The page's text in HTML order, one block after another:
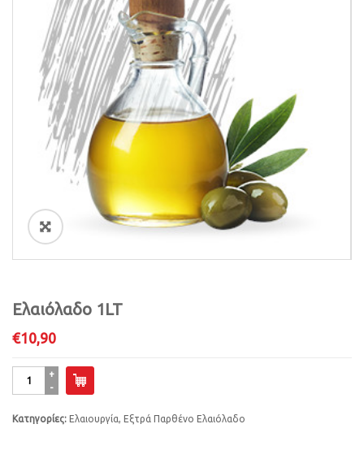
ðŸ”
Ελαιόλαδο 1LT
€10,90
Ελαιόλαδο
Κατηγορίες: Ελαιουργία, Εξτρά Παρθένο Ελαιόλαδο